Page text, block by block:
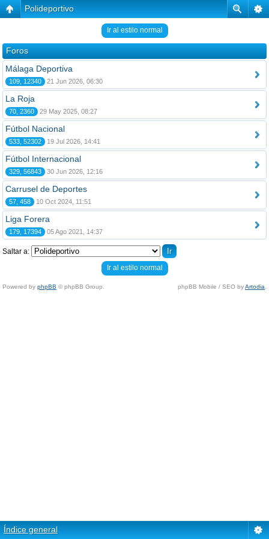
Polideportivo
Ir al estilo normal
Foros
Málaga Deportiva
109, 12340 21 Jun 2026, 06:30
La Roja
70, 2360 29 May 2025, 08:27
Fútbol Nacional
533, 52302 19 Jul 2026, 14:41
Fútbol Internacional
329, 56843 30 Jun 2026, 12:16
Carrusel de Deportes
57, 458 10 Oct 2024, 11:51
Liga Forera
179, 17394 05 Ago 2021, 14:37
Saltar a:
Ir al estilo normal
Powered by phpBB © phpBB Group. phpBB Mobile / SEO byArtodia
Índice general